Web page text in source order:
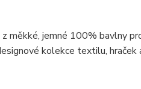
měkké, jemné 100% bavlny
kolekce textilu,